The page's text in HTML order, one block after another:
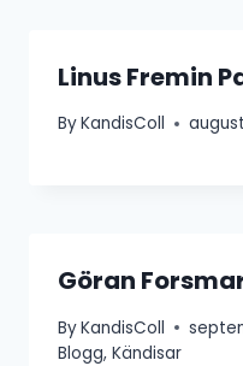
Linus Fremin
ByKandisColl
Göran
ByKandisColl
Blogg, Kändisar